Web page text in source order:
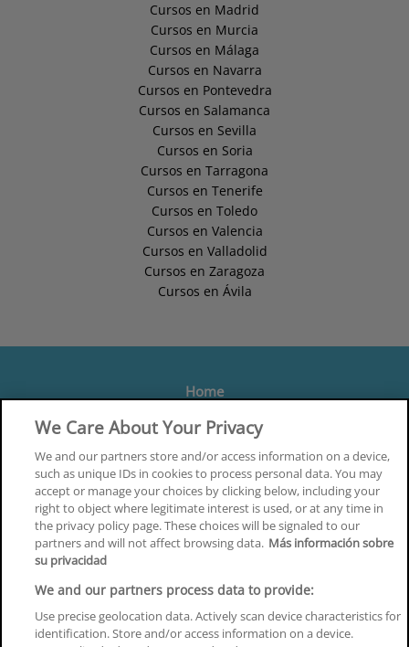
Cursos en Madrid
Cursos en Murcia
Cursos en Málaga
Cursos en Navarra
Cursos en Pontevedra
Cursos en Salamanca
Cursos en Sevilla
Cursos en Soria
Cursos en Tarragona
Cursos en Tenerife
Cursos en Toledo
Cursos en Valencia
Cursos en Valladolid
Cursos en Zaragoza
Cursos en Ávila
Home
Formación
Centros
Orientación
Quiénes somos
Contacta
Política de Privacidad
Política de Cookies
We Care About Your Privacy
We and our partners store and/or access information on a device,
such as unique IDs in cookies to process personal data. You may
accept or manage your choices by clicking below, including your
right to object where legitimate interest is used, or at any time in
the privacy policy page. These choices will be signaled to our
partners and will not affect browsing data. Más información sobre
su privacidad
We and our partners process data to provide:
Use precise geolocation data. Actively scan device characteristics for
identification. Store and/or access information on a device.